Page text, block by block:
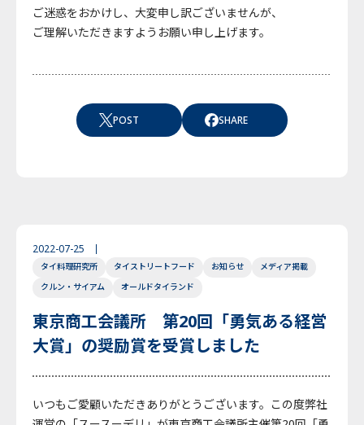
ご迷惑をおかけし、大変申し訳ございませんが、
ご理解いただきますようお願い申し上げます。
POST SHARE
2022-07-25
タイ料理研究所 タイストリートフード お知らせ
メディア掲載
クルン・サイアム
オールドタイランド
東京商工会議所 第20回「勇気ある経営
大賞」の奨励賞を受賞しました
いつもご愛顧いただきありがとうございます。この度弊社